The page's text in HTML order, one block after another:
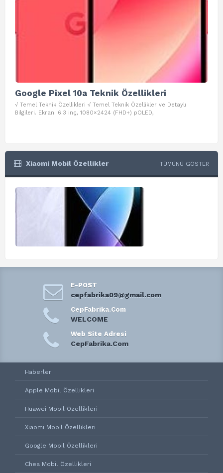
Google Pixel 10a Teknik Özellikleri
√ Temel Teknik Özellikleri √ Temel Teknik Özellikler ve Detaylı
Bilgileri. Ekran: 6.3 inç, 1080×2424 (FHD+) pOLED,
Xiaomi Mobil Özellikler TÜMÜNÜ GÖSTER
E-POST
cepfabrika09@gmail.com
CepFabrika.Com
WELCOME
Web Site Adresi
CepFabrika.Com
Haberler
Apple Mobil Özellikleri
Huawei Mobil Özellikleri
Xiaomi Mobil Özellikleri
Google Mobil Özellikleri
Chea Mobil Özellikleri